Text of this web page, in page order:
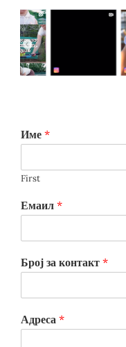
Име *
First
Емаил *
Број за контакт *
Адреса *